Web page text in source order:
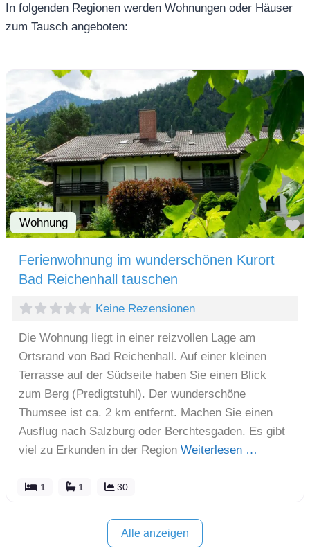
In folgenden Regionen werden Wohnungen oder Häuser
zum Tausch angeboten:
Wohnung
Ferienwohnung im wunderschönen Kurort
Bad Reichenhall tauschen
Keine Rezensionen
Die Wohnung liegt in einer reizvollen Lage am
Ortsrand von Bad Reichenhall. Auf einer kleinen
Terrasse auf der Südseite haben Sie einen Blick
zum Berg (Predigtstuhl). Der wunderschöne
Thumsee ist ca. 2 km entfernt. Machen Sie einen
Ausflug nach Salzburg oder Berchtesgaden. Es gibt
viel zu Erkunden in der Region Weiterlesen …
1 1 30
Alle anzeigen